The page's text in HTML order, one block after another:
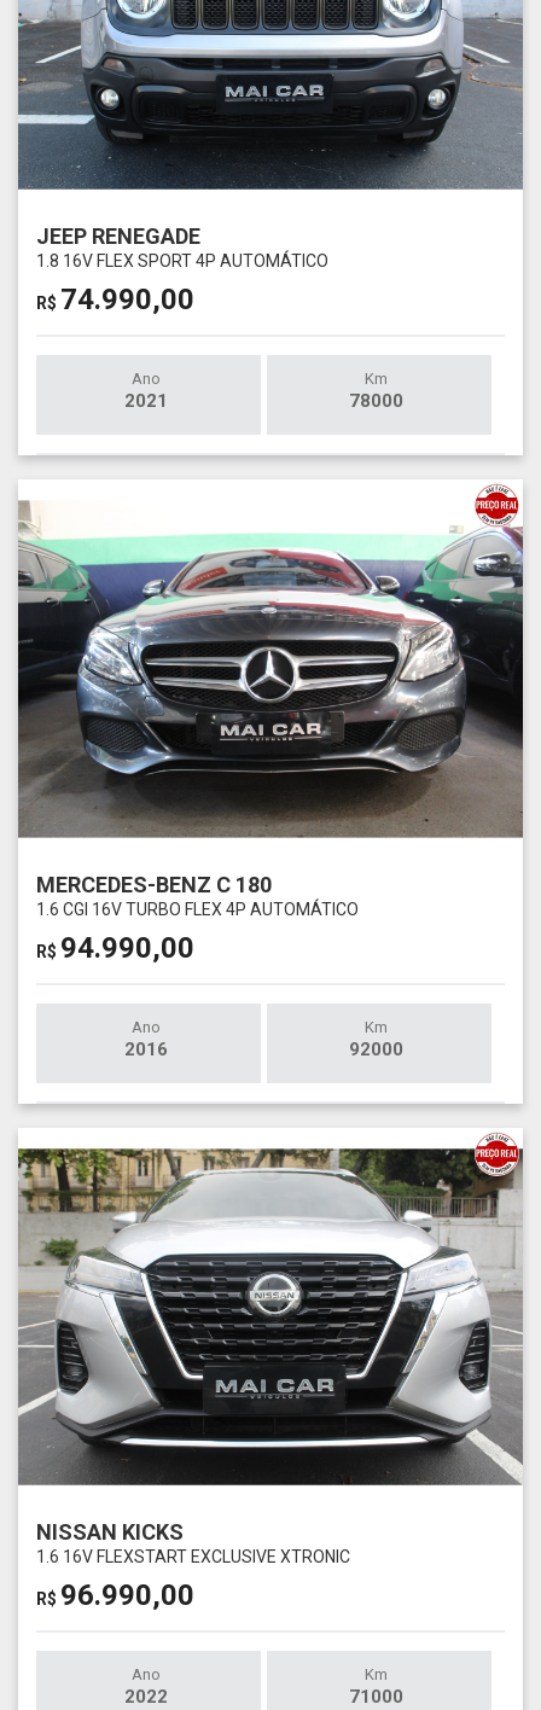
JEEP RENEGADE
1.8 16V FLEX SPORT 4P AUTOMÁTICO
R$ 74.990,00
Ano
2021
Km
78000
MERCEDES-BENZ C 180
1.6 CGI 16V TURBO FLEX 4P AUTOMÁTICO
R$ 94.990,00
Ano
2016
Km
92000
NISSAN KICKS
1.6 16V FLEXSTART EXCLUSIVE XTRONIC
R$ 96.990,00
Ano
2022
Km
71000